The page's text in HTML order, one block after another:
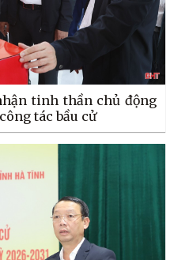
tinh thần chủ động
tác bầu cử